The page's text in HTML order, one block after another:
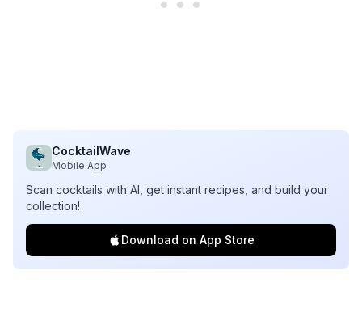
CocktailWave
Mobile App
Scan cocktails with AI, get instant recipes, and build your
collection!
Download on App Store